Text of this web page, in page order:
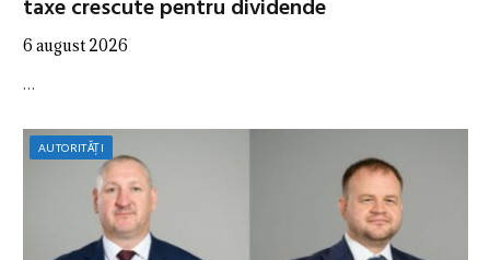
taxe crescute pentru dividende
6 august 2026
…
AUTORITĂȚI